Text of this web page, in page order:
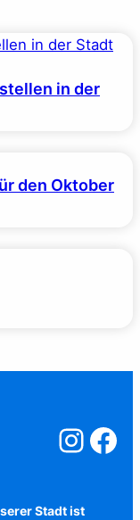
in der
den Oktober
Salzstreuner
Stadt ist